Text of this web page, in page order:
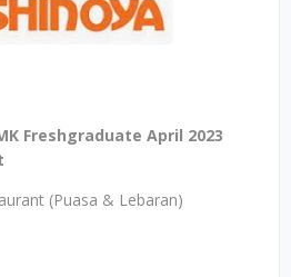
Freshgraduate April 2023
(Puasa & Lebaran)